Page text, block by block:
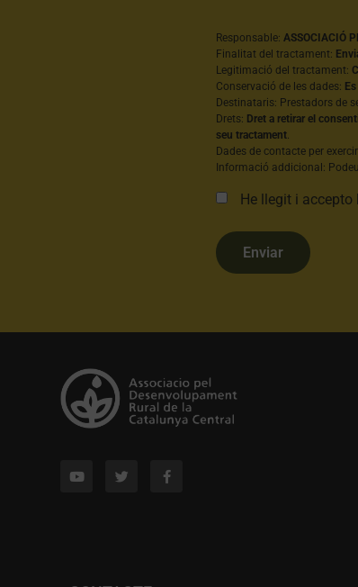
Responsable: ASSOCIACIÓ
Finalitat del tractament:
Legitimació del tractament:
Conservació de les dades:
Destinataris: Prestadors de
Drets: Dret a retirar el
seu tractament
Dades de contacte per
Informació addicional:
He llegit i accepto
Enviar